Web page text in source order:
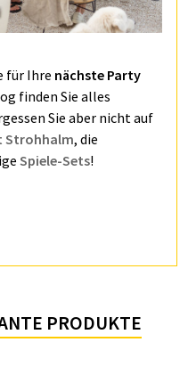
für Ihre nächste Party
finden Sie alles
Sie aber nicht auf
Strohhalm, die
Spiele-Sets!
PRODUKTE